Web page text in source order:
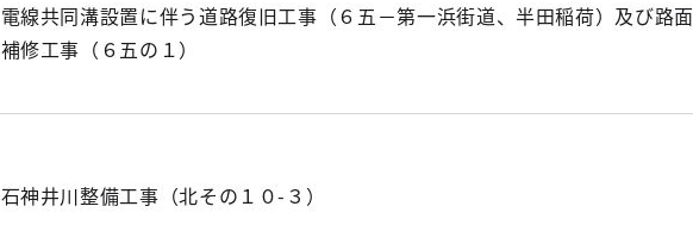
電線共同溝設置に伴う道路復旧工事（６五－第一浜街道、半田稲荷）及び路面
補修工事（６五の１）
石神井川整備工事（北その１０-３）